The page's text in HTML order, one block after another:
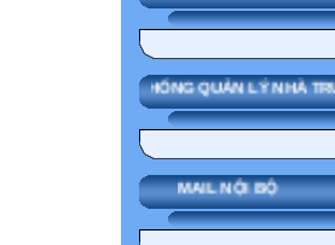
SMAS HỆ THỐNG QUẢN LÝ
MAIL NỘI BỘ